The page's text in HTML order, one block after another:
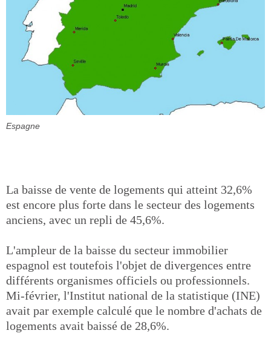
Espagne
La baisse de vente de logements qui atteint 32,6%
est encore plus forte dans le secteur des logements
anciens, avec un repli de 45,6%.
L'ampleur de la baisse du secteur immobilier
espagnol est toutefois l'objet de divergences entre
différents organismes officiels ou professionnels.
Mi-février, l'Institut national de la statistique (INE)
avait par exemple calculé que le nombre d'achats de
logements avait baissé de 28,6%.